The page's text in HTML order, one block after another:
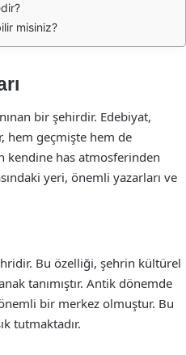
misiniz?
bir şehirdir. Edebiyat,
hem geçmişte hem de
kendine has atmosferinden
yeri, önemli yazarları ve
Bu özelliği, şehrin kültürel
tanımıştır. Antik dönemde
bir merkez olmuştur. Bu
tutmaktadır.